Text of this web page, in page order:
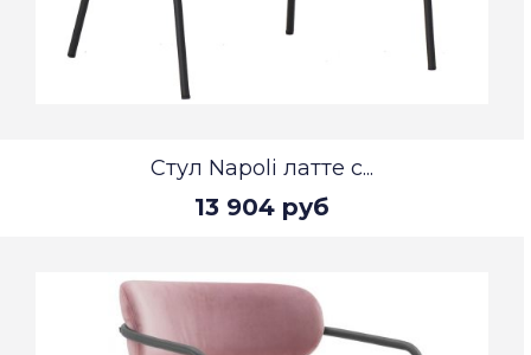
Стул Napoli латте с...
13 904 руб